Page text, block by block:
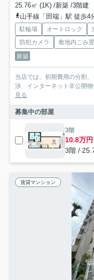
25.76㎡ (1K) /新築 /3階建
山手線「田端」駅 徒歩4
駐輪場 オートロック
防犯カメラ
敷地内ごみ
新築
当店では、初期費用の分割
渉、インターネット非公開
見る
募集中の部屋
3階
10.8万円
3階 /
賃貸マンション